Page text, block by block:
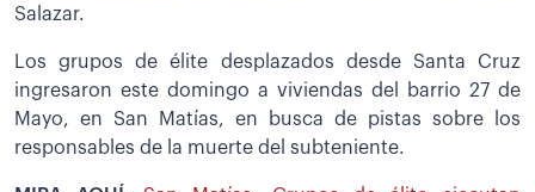
Salazar.
Los grupos de élite desplazados desde Santa Cruz
ingresaron este domingo a viviendas del barrio 27 de
Mayo, en San Matías, en busca de pistas sobre los
responsables de la muerte del subteniente.